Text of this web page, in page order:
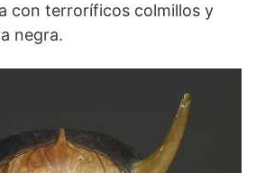
con terroríficos colmillos y
negra.